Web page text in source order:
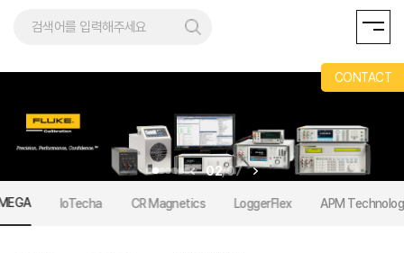
02/07
IoTecha CR Magnetics LoggerFlex APM
CONTACT